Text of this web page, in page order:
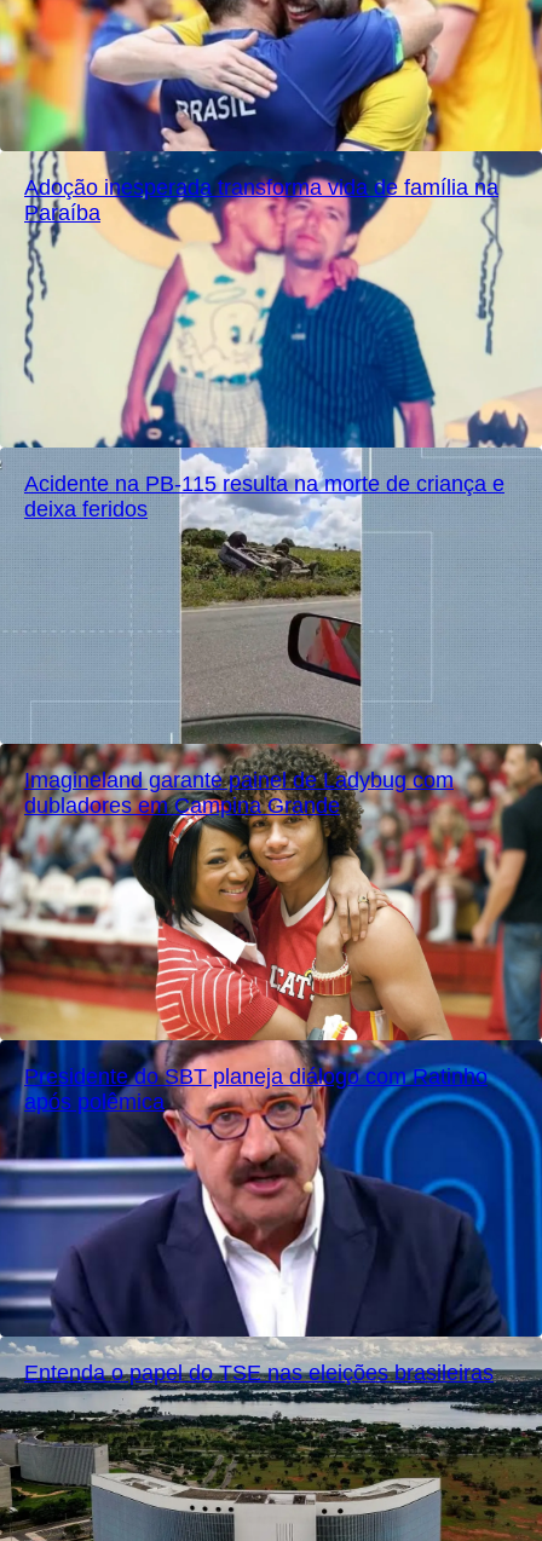
Adoção inesperada transforma vida de família na
Paraíba
Acidente na PB-115 resulta na morte de criança e
deixa feridos
Imagineland garante painel de Ladybug com
dubladores em Campina Grande
Presidente do SBT planeja diálogo com Ratinho
após polêmica
Entenda o papel do TSE nas eleições brasileiras